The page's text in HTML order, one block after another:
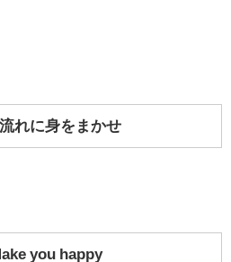
れに身をまかせ
you happy